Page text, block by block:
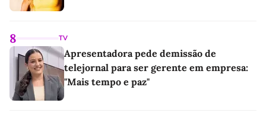
8 TV
Apresentadora pede demissão de
telejornal para ser gerente em empresa:
"Mais tempo e paz"